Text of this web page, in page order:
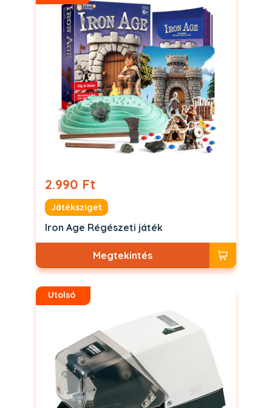
2.990 Ft
Játéksziget
Iron Age Régészeti játék
Megtekintés
Utolsó